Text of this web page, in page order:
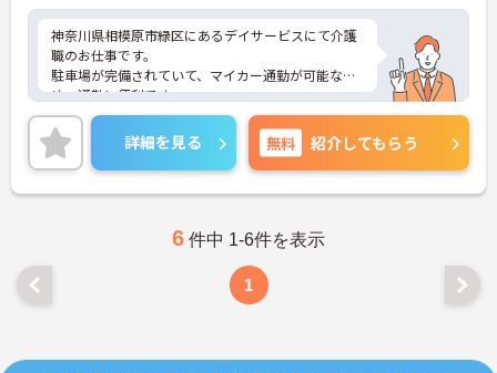
神奈川県相模原市緑区にあるデイサービスにて介護
職のお仕事です。
駐車場が完備されていて、マイカー通勤が可能なた
め、通勤に便利です。
ご興味ある方には、面接対策ポイントなど、さらに
詳細をお話しいたしますのでお気軽にご相談くださ
い。
詳細を見る 無料 紹介してもらう
6 件中 1-6件を表示
1